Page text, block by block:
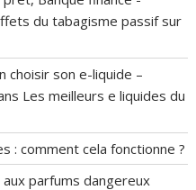
du tabagisme passif sur
choisir son e-liquide –
Les meilleurs e liquides du
: comment cela fonctionne ?
parfums dangereux